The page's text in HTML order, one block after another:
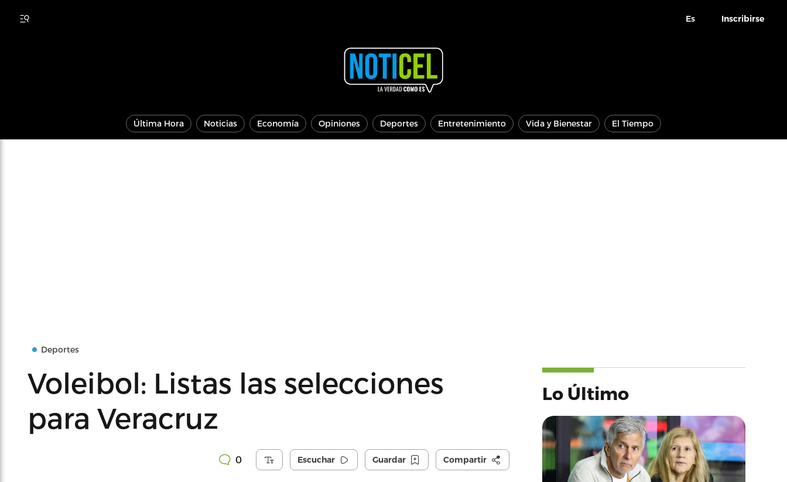
Es Inscribirse
Última Hora Noticias Economía Opiniones Deportes Entretenimiento Vida y Bienestar El Tiempo
Deportes
Voleibol: Listas las selecciones
para Veracruz
0 Escuchar Guardar Compartir
Lo Último